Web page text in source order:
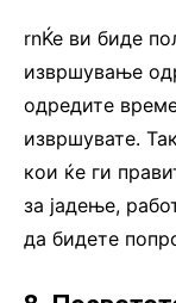
rnЌе ви биде
извршување
одредите
извршувате.
кои ќе ги
за јадење,
да бидете